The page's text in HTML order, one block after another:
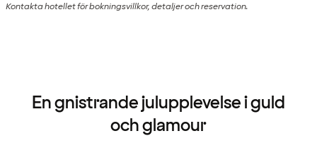
Kontakta hotellet för bokningsvillkor, detaljer och reservation.
En gnistrande julupplevelse i guld
och glamour